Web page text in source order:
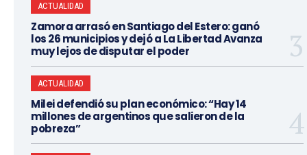
ACTUALIDAD
Zamora arrasó en Santiago del Estero: ganó
los 26 municipios y dejó a La Libertad Avanza
muy lejos de disputar el poder
ACTUALIDAD
Milei defendió su plan económico: “Hay 14
millones de argentinos que salieron de la
pobreza”